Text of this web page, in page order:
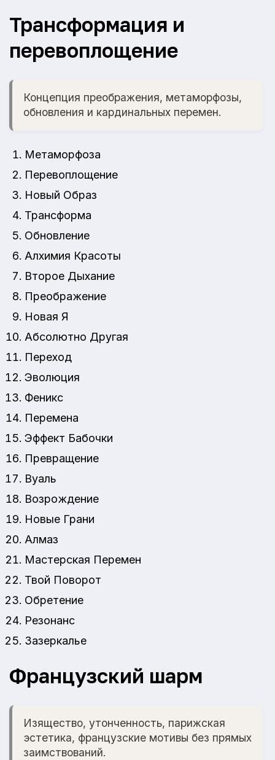
Трансформация и
перевоплощение
Концепция преображения, метаморфозы,
обновления и кардинальных перемен.
Метаморфоза
Перевоплощение
Новый Образ
Трансформа
Обновление
Алхимия Красоты
Второе Дыхание
Преображение
Новая Я
Абсолютно Другая
Переход
Эволюция
Феникс
Перемена
Эффект Бабочки
Превращение
Вуаль
Возрождение
Новые Грани
Алмаз
Мастерская Перемен
Твой Поворот
Обретение
Резонанс
Зазеркалье
Французский шарм
Изящество, утонченность, парижская
эстетика, французские мотивы без прямых
заимствований.